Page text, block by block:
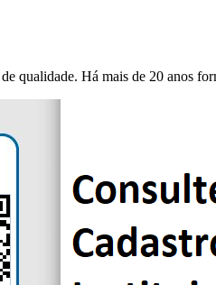
qualidade. Há mais de 20 anos